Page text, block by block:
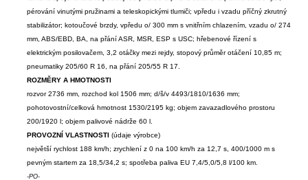
pérování vinutými pružinami a teleskopickými tlumiči; vpředu i vzadu příčný zkrutný
stabilizátor; kotoučové brzdy, vpředu o/ 300 mm s vnitřním chlazením, vzadu o/ 274
mm, ABS/EBD, BA, na přání ASR, MSR, ESP s USC; hřebenové řízení s
elektrickým posilovačem, 3,2 otáčky mezi rejdy, stopový průměr otáčení 10,85 m;
pneumatiky 205/60 R 16, na přání 205/55 R 17.
ROZMĚRY A HMOTNOSTI
rozvor 2736 mm, rozchod kol 1506 mm; d/š/v 4493/1810/1636 mm;
pohotovostní/celková hmotnost 1530/2195 kg; objem zavazadlového prostoru
200/1920 l; objem palivové nádrže 60 l.
PROVOZNÍ VLASTNOSTI (údaje výrobce)
největší rychlost 188 km/h; zrychlení z 0 na 100 km/h za 12,7 s, 400/1000 m s
pevným startem za 18,5/34,2 s; spotřeba paliva EU 7,4/5,0/5,8 l/100 km.
-PO-